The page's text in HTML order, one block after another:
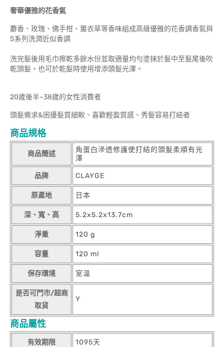
奢華優雅的花香氣
麝香、玫瑰、佛手柑、薰衣草等香味組成高級優雅的花香調香氣與
S系列洗潤近似香調
洗完髮後用毛巾擦乾多餘水份並取適量均勻塗抹於髮中至髮尾後吹
乾頭髮。也可於乾髮時使用增添頭髮光澤。
20歲後半~38歲的女性消費者
頭髮需求&困擾髮質細軟、喜歡輕盈質感、秀髮容易打結者
商品規格
商品簡述
角蛋白滲透修護使打結的頭髮柔順有光
澤
品牌 CLAYGE
原產地 日本
深、寬、高 5.2x5.2x13.7cm
淨重 120 g
容量 120 ml
保存環境 室溫
是否可門市/超商
取貨
Y
商品屬性
有效期限 1095天